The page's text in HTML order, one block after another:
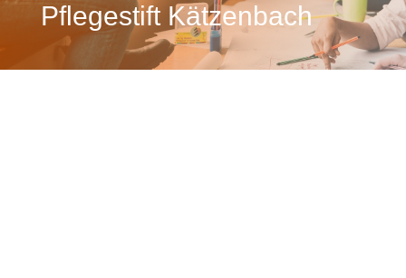
Pflegestift Kätzenbach